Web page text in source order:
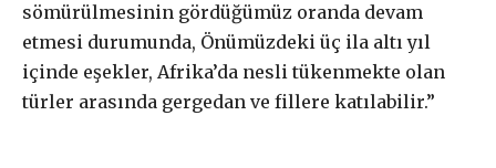
sömürülmesinin gördüğümüz oranda devam
etmesi durumunda, Önümüzdeki üç ila altı yıl
içinde eşekler, Afrika’da nesli tükenmekte olan
türler arasında gergedan ve fillere katılabilir.”